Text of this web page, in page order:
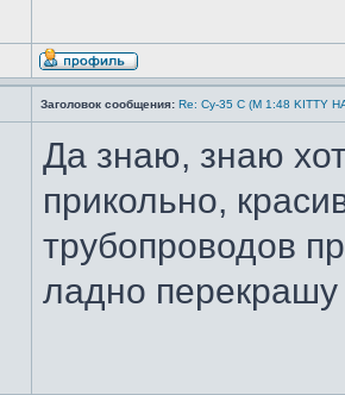
Заголовок сообщения: Re: Су-35 С (М 1:48 KITTY
Да знаю, знаю
прикольно,
трубопроводов
ладно